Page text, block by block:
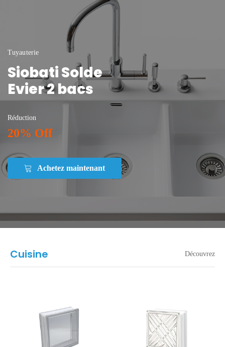
Tuyauterie
Siobati Solde
Evier 2 bacs
Réduction
20% Off
Achetez maintenant
Cuisine Découvrez